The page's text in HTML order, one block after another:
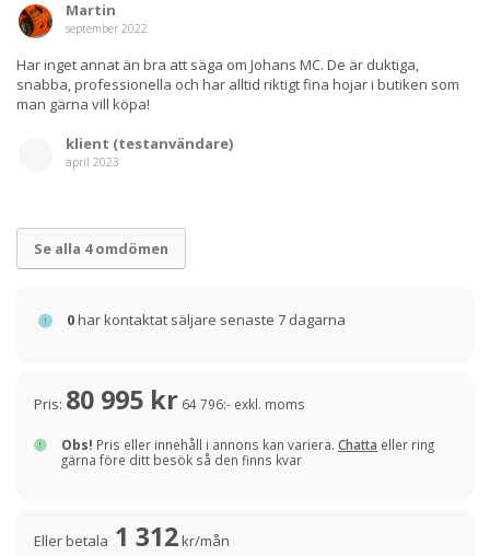
Martin
september 2022
Har inget annat än bra att säga om Johans MC. De är duktiga,
snabba, professionella och har alltid riktigt fina hojar i butiken som
man gärna vill köpa!
klient (testanvändare)
april 2023
Se alla 4 omdömen
0har kontaktat säljare senaste 7 dagarna
Pris: 80 995 kr 64 796:- exkl. moms
Obs! Pris eller innehåll i annons kan variera. Chatta eller ring
gärna före ditt besök så den finns kvar
Eller betala 1 312kr/mån